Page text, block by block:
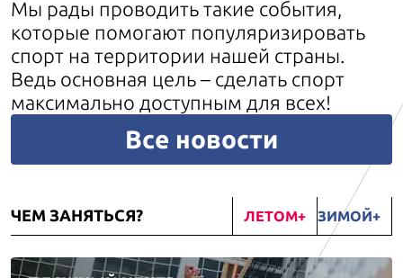
Мы рады проводить такие события,
которые помогают популяризировать
спорт на территории нашей страны.
Ведь основная цель – сделать спорт
максимально доступным для всех!
Все новости
ЧЕМ ЗАНЯТЬСЯ? ЛЕТОМ ЗИМОЙ